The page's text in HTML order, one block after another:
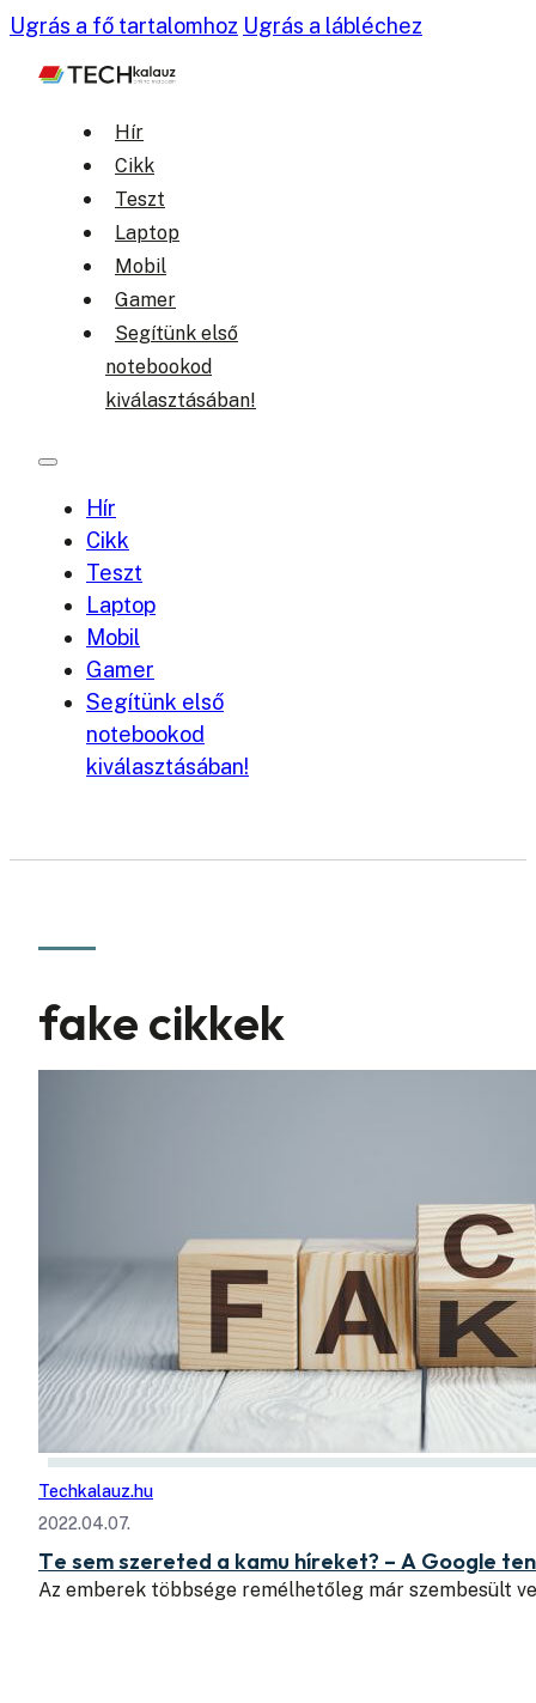
Ugrás a fő tartalomhoz Ugrás a lábléchez
Hír
Cikk
Teszt
Laptop
Mobil
Gamer
Segítünk első
notebookod
kiválasztásában!
Hír
Cikk
Teszt
Laptop
Mobil
Gamer
Segítünk első
notebookod
kiválasztásában!
fake cikkek
Techkalauz.hu
2022.04.07.
Te sem szereted a kamu híreket? – A Google
Az emberek többsége remélhetőleg már szembesült